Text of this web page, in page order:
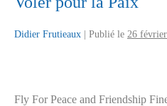
Didier Frutieaux Publié le 26
Fly For Peace and Friendship